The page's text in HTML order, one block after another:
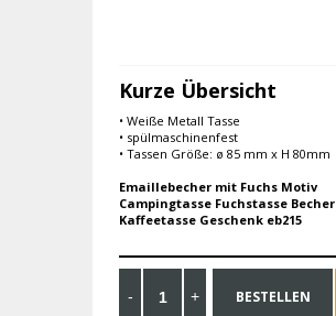
Kurze Übersicht
• Weiße Metall Tasse
• spülmaschinenfest
• Tassen Größe: ø 85 mm x H 80mm
Emaillebecher mit Fuchs Motiv
Campingtasse Fuchstasse Becher
Kaffeetasse Geschenk eb215
BESTELLEN